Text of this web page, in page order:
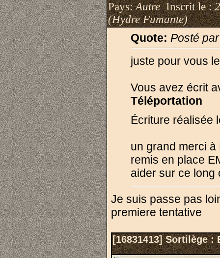
Pays:AutreInscrit le :
(Hydre Fumante)
Quote: Posté
juste pour vous
Vous avez écrit
Téléportation
Écriture réalisée
un grand merci
remis en place
aider sur ce long
Je suis passe pas
premiere tentative
[16831413] Sortilège :